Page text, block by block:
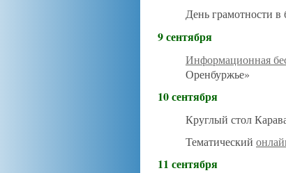
День грамотности в
9 сентября
Информационная
Оренбуржье»
10 сентября
Круглый стол
Тематический
11 сентября